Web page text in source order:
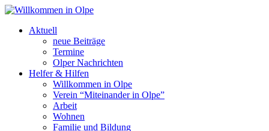
Aktuell
neue Beiträge
Termine
Olper Nachrichten
Helfer & Hilfen
Willkommen in Olpe
Verein “Miteinander in Olpe”
Arbeit
Wohnen
Familie und Bildung